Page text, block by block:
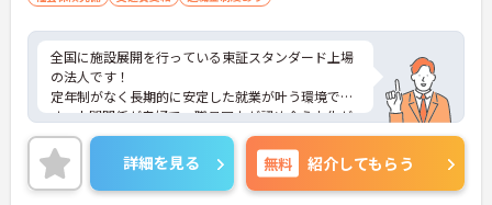
全国に施設展開を行っている東証スタンダード上場
の法人です！
定年制がなく長期的に安定した就業が叶う環境で
す。人間関係が良好で、職員同士が認め合う文化が
根付いています。
ご興味のある方には、面接対策ポイントなど、さら
に詳細をご案内しますのでお気軽にご相談くださ
い！
詳細を見る 無料 紹介してもらう